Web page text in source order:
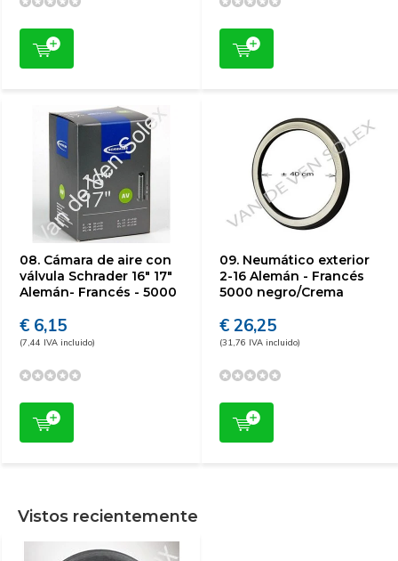
08. Cámara de aire con
válvula Schrader 16" 17"
Alemán- Francés - 5000
€ 6,15
(7,44 IVA incluido)
09. Neumático exterior
2-16 Alemán - Francés
5000 negro/Crema
€ 26,25
(31,76 IVA incluido)
Vistos recientemente